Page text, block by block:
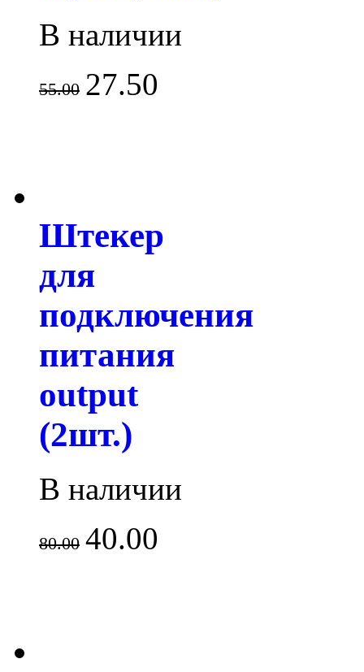
В наличии
55.00 27.50
Штекер
для
подключения
питания
output
(2шт.)
В наличии
80.00 40.00